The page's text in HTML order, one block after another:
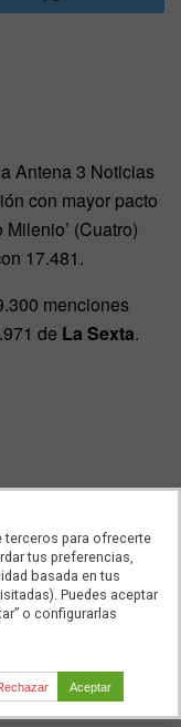
Antena 3 Noticias
con mayor pacto
(Cuatro)
17.481.
menciones
de La Sexta.
sociales programas
terceros para ofrecerte
tus preferencias,
basada en tus
Puedes aceptar
o configurarlas
Aceptar